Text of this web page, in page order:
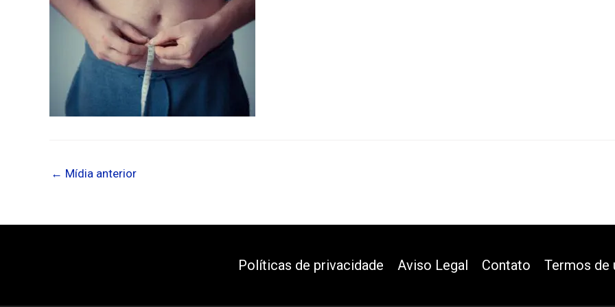
← Mídia anterior
Políticas de privacidade Aviso Legal Contato Termos de